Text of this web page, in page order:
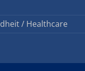
/ Healthcare